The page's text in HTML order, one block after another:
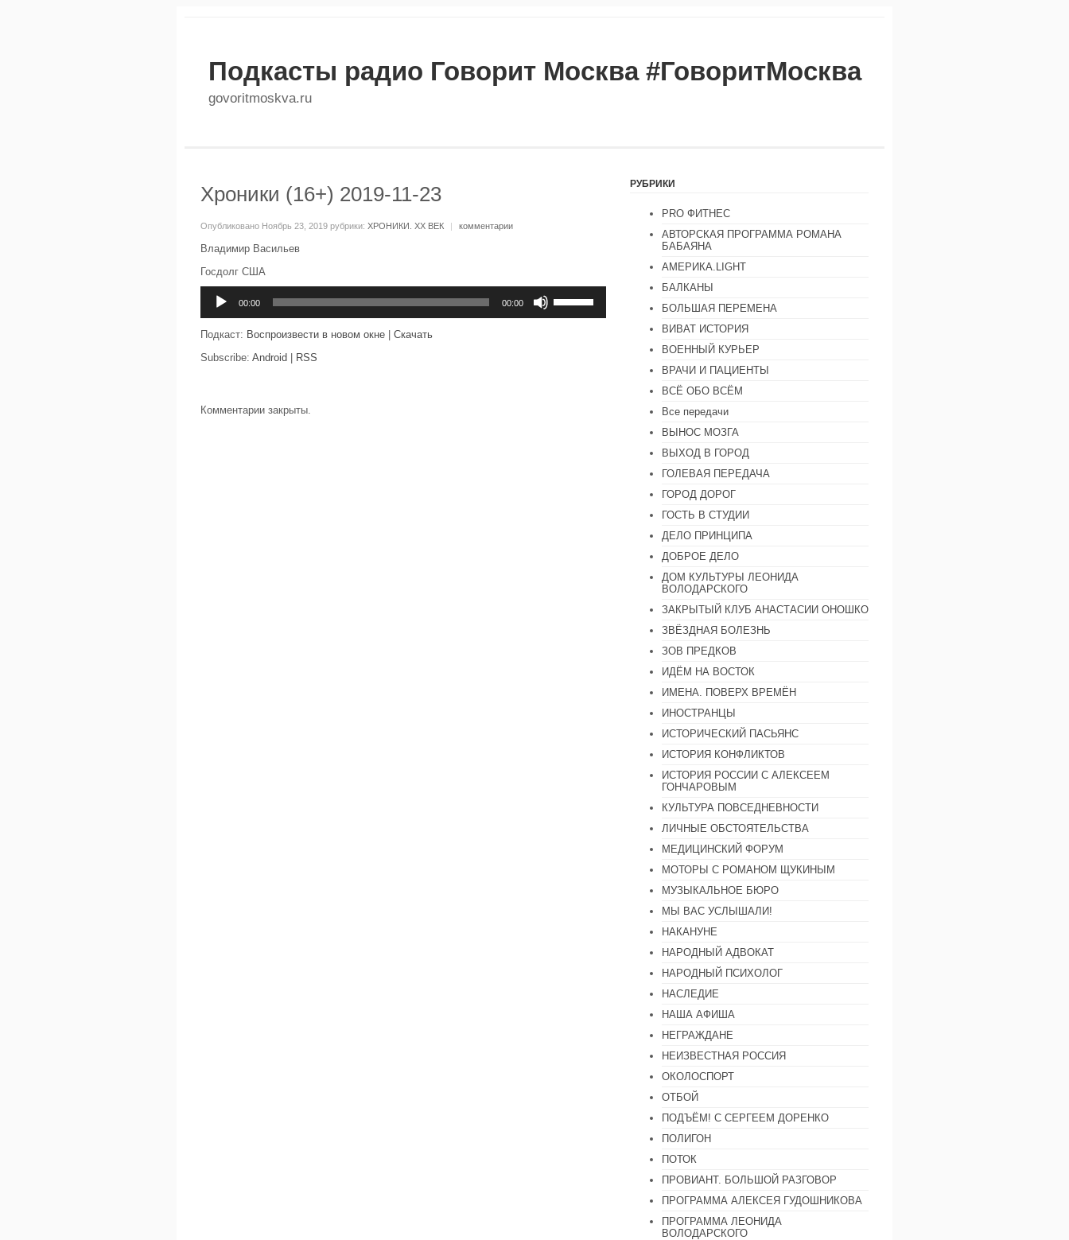
Подкасты радио Говорит Москва #ГоворитМосква
govoritmoskva.ru
Хроники (16+) 2019-11-23
Опубликовано Ноябрь 23, 2019 рубрики: ХРОНИКИ. ХХ ВЕК | комментарии
Владимир Васильев
Госдолг США
00:00 00:00
клавиши
Подкаст: Воспроизвести в новом окне
Скачать
Subscribe: Android RSS
Комментарии закрыты.
РУБРИКИ
PRO ФИТНЕС
АВТОРСКАЯ ПРОГРАММА РОМАНА
БАБАЯНА
АМЕРИКА.LIGHT
БАЛКАНЫ
БОЛЬШАЯ ПЕРЕМЕНА
ВИВАТ ИСТОРИЯ
ВОЕННЫЙ КУРЬЕР
ВРАЧИ И ПАЦИЕНТЫ
ВСЁ ОБО ВСЁМ
Все передачи
ВЫНОС МОЗГА
ВЫХОД В ГОРОД
ГОЛЕВАЯ ПЕРЕДАЧА
ГОРОД ДОРОГ
ГОСТЬ В СТУДИИ
ДЕЛО ПРИНЦИПА
ДОБРОЕ ДЕЛО
ДОМ КУЛЬТУРЫ ЛЕОНИДА
ВОЛОДАРСКОГО
ЗАКРЫТЫЙ КЛУБ АНАСТАСИИ ОНОШКО
ЗВЁЗДНАЯ БОЛЕЗНЬ
ЗОВ ПРЕДКОВ
ИДЁМ НА ВОСТОК
ИМЕНА. ПОВЕРХ ВРЕМЁН
ИНОСТРАНЦЫ
ИСТОРИЧЕСКИЙ ПАСЬЯНС
ИСТОРИЯ КОНФЛИКТОВ
ИСТОРИЯ РОССИИ С АЛЕКСЕЕМ
ГОНЧАРОВЫМ
КУЛЬТУРА ПОВСЕДНЕВНОСТИ
ЛИЧНЫЕ ОБСТОЯТЕЛЬСТВА
МЕДИЦИНСКИЙ ФОРУМ
МОТОРЫ С РОМАНОМ ЩУКИНЫМ
МУЗЫКАЛЬНОЕ БЮРО
МЫ ВАС УСЛЫШАЛИ!
НАКАНУНЕ
НАРОДНЫЙ АДВОКАТ
НАРОДНЫЙ ПСИХОЛОГ
НАСЛЕДИЕ
НАША АФИША
НЕГРАЖДАНЕ
НЕИЗВЕСТНАЯ РОССИЯ
ОКОЛОСПОРТ
ОТБОЙ
ПОДЪЁМ! С СЕРГЕЕМ ДОРЕНКО
ПОЛИГОН
ПОТОК
ПРОВИАНТ. БОЛЬШОЙ РАЗГОВОР
ПРОГРАММА АЛЕКСЕЯ ГУДОШНИКОВА
ПРОГРАММА ЛЕОНИДА
ВОЛОДАРСКОГО